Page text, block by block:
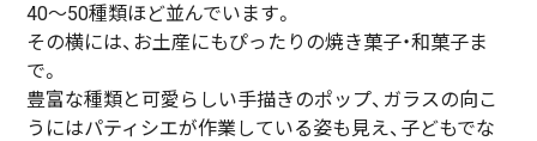
40〜50種類ほど並んでいます。
その横には、お土産にもぴったりの焼き菓子・和菓子ま
で。
豊富な種類と可愛らしい手描きのポップ、ガラスの向こ
うにはパティシエが作業している姿も見え、子どもでな